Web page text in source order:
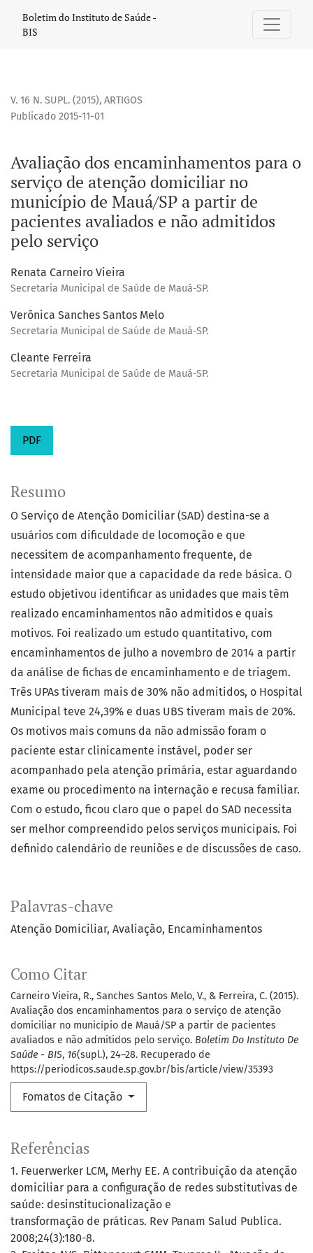
Avaliação dos encaminhamentos para o serviço de
Boletim do Instituto de Saúde -
BIS
V. 16 N. SUPL. (2015), ARTIGOS
Avaliação dos encaminhamentos para o
serviço de atenção domiciliar no
município de Mauá/SP a partir de
pacientes avaliados e não admitidos
pelo serviço
Publicado 2015-11-01
Renata Carneiro Vieira
Secretaria Municipal de Saúde de Mauá-SP.
Verônica Sanches Santos Melo
Secretaria Municipal de Saúde de Mauá-SP.
Cleante Ferreira
Secretaria Municipal de Saúde de Mauá-SP.
PDF
Palavras-chave
Atenção Domiciliar Avaliação Encaminhamentos
Como Citar
Carneiro Vieira, R., Sanches Santos Melo, V., & Ferreira, C. (2015).
Avaliação dos encaminhamentos para o serviço de atenção
domiciliar no município de Mauá/SP a partir de pacientes
avaliados e não admitidos pelo serviço. Boletim Do Instituto De
Saúde - BIS, 16(supl.), 24–28. Recuperado de
https://periodicos.saude.sp.gov.br/bis/article/view/35393
Fomatos de Citação
Resumo
O Serviço de Atenção Domiciliar (SAD) destina-se a
usuários com dificuldade de locomoção e que
necessitem de acompanhamento frequente, de
intensidade maior que a capacidade da rede básica. O
estudo objetivou identificar as unidades que mais têm
realizado encaminhamentos não admitidos e quais
motivos. Foi realizado um estudo quantitativo, com
encaminhamentos de julho a novembro de 2014 a partir
da análise de fichas de encaminhamento e de triagem.
Três UPAs tiveram mais de 30% não admitidos, o Hospital
Municipal teve 24,39% e duas UBS tiveram mais de 20%.
Os motivos mais comuns da não admissão foram o
paciente estar clinicamente instável, poder ser
acompanhado pela atenção primária, estar aguardando
exame ou procedimento na internação e recusa familiar.
Com o estudo, ficou claro que o papel do SAD necessita
ser melhor compreendido pelos serviços municipais. Foi
definido calendário de reuniões e de discussões de caso.
Referências
1. Feuerwerker LCM, Merhy EE. A contribuição da atenção
domiciliar para a configuração de redes substitutivas de
saúde: desinstitucionalização e
transformação de práticas. Rev Panam Salud Publica.
2008;24(3):180-8.